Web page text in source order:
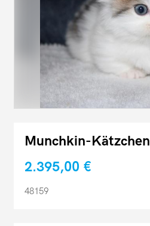
Munchkin-Kätzchen
2.395,00 €
48159